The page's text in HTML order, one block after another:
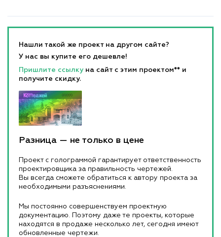
Нашли такой же проект на другом сайте?
У нас вы купите его дешевле!
Пришлите ссылку на сайт с этим проектом** и
получите скидку.
Разница — не только в цене
Проект с голограммой гарантирует ответственность
проектировщика за правильность чертежей.
Вы всегда сможете обратиться к автору проекта за
необходимыми разъяснениями.
Мы постоянно совершенствуем проектную
документацию. Поэтому даже те проекты, которые
находятся в продаже несколько лет, сегодня имеют
обновленные чертежи.